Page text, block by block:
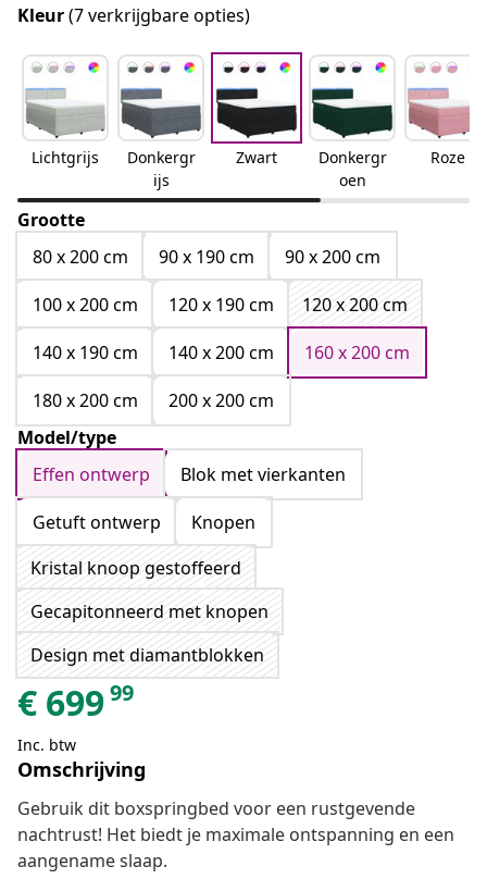
Kleur(7 verkrijgbare opties)
Lichtgrijs
Donkergr
ijs
Zwart
Donkergr
oen
Roze
Grootte
80 x 200 cm
90 x 190 cm
90 x 200 cm
100 x 200 cm
120 x 190 cm
120 x 200 cm
140 x 190 cm
140 x 200 cm
160 x 200 cm
180 x 200 cm
200 x 200 cm
Model/type
Effen ontwerp
Blok met vierkanten
Getuft ontwerp
Knopen
Kristal knoop gestoffeerd
Gecapitonneerd met knopen
Design met diamantblokken
€ 69999
Inc. btw
Omschrijving
Gebruik dit boxspringbed voor een rustgevende
nachtrust! Het biedt je maximale ontspanning en een
aangename slaap.